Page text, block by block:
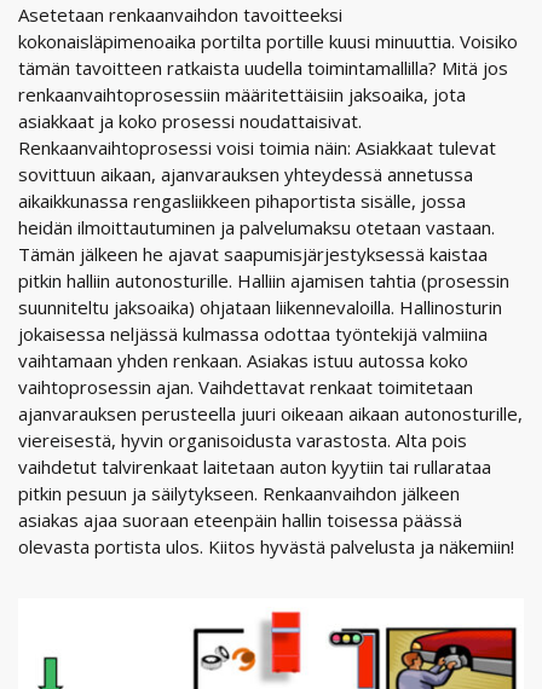
Asetetaan renkaanvaihdon tavoitteeksi
kokonaisläpimenoaika portilta portille kuusi minuuttia. Voisiko
tämän tavoitteen ratkaista uudella toimintamallilla? Mitä jos
renkaanvaihtoprosessiin määritettäisiin jaksoaika, jota
asiakkaat ja koko prosessi noudattaisivat.
Renkaanvaihtoprosessi voisi toimia näin: Asiakkaat tulevat
sovittuun aikaan, ajanvarauksen yhteydessä annetussa
aikaikkunassa rengasliikkeen pihaportista sisälle, jossa
heidän ilmoittautuminen ja palvelumaksu otetaan vastaan.
Tämän jälkeen he ajavat saapumisjärjestyksessä kaistaa
pitkin halliin autonosturille. Halliin ajamisen tahtia (prosessin
suunniteltu jaksoaika) ohjataan liikennevaloilla. Hallinosturin
jokaisessa neljässä kulmassa odottaa työntekijä valmiina
vaihtamaan yhden renkaan. Asiakas istuu autossa koko
vaihtoprosessin ajan. Vaihdettavat renkaat toimitetaan
ajanvarauksen perusteella juuri oikeaan aikaan autonosturille,
viereisestä, hyvin organisoidusta varastosta. Alta pois
vaihdetut talvirenkaat laitetaan auton kyytiin tai rullarataa
pitkin pesuun ja säilytykseen. Renkaanvaihdon jälkeen
asiakas ajaa suoraan eteenpäin hallin toisessa päässä
olevasta portista ulos. Kiitos hyvästä palvelusta ja näkemiin!